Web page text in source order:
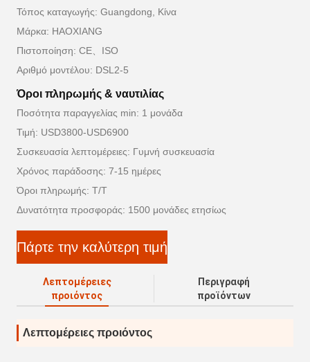
Τόπος καταγωγής: Guangdong, Κίνα
Μάρκα: HAOXIANG
Πιστοποίηση: CE、ISO
Αριθμό μοντέλου: DSL2-5
Όροι πληρωμής & ναυτιλίας
Ποσότητα παραγγελίας min: 1 μονάδα
Τιμή: USD3800-USD6900
Συσκευασία λεπτομέρειες: Γυμνή συσκευασία
Χρόνος παράδοσης: 7-15 ημέρες
Όροι πληρωμής: T/T
Δυνατότητα προσφοράς: 1500 μονάδες ετησίως
Πάρτε την καλύτερη τιμή
Λεπτομέρειες
προιόντος
Περιγραφή
προϊόντων
Λεπτομέρειες προιόντος